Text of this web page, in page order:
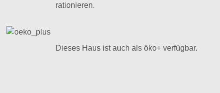
rationieren.
Dieses Haus ist auch als öko+ verfügbar.